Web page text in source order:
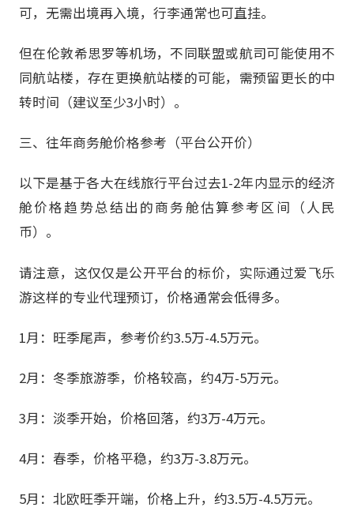
可，无需出境再入境，行李通常也可直挂。
但在伦敦希思罗等机场，不同联盟或航司可能使用不
同航站楼，存在更换航站楼的可能，需预留更长的中
转时间（建议至少3小时）。
三、往年商务舱价格参考（平台公开价）
以下是基于各大在线旅行平台过去1-2年内显示的经济
舱价格趋势总结出的商务舱估算参考区间（人民
币）。
请注意，这仅仅是公开平台的标价，实际通过爱飞乐
游这样的专业代理预订，价格通常会低得多。
1月：旺季尾声，参考价约3.5万-4.5万元。
2月：冬季旅游季，价格较高，约4万-5万元。
3月：淡季开始，价格回落，约3万-4万元。
4月：春季，价格平稳，约3万-3.8万元。
5月：北欧旺季开端，价格上升，约3.5万-4.5万元。